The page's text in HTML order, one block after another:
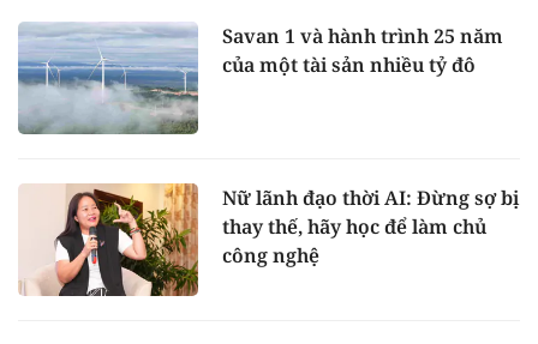
Savan 1 và hành trình 25 năm
của một tài sản nhiều tỷ đô
Nữ lãnh đạo thời AI: Đừng sợ bị
thay thế, hãy học để làm chủ
công nghệ